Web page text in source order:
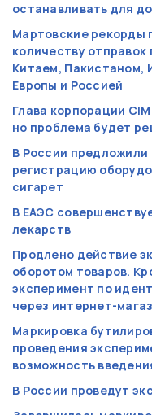
останавливать для
Мартовские рекорды
количеству
Китаем, Пакистаном,
Европы и Россией
Глава корпорации
но проблема будет
В России предложили
регистрацию
сигарет
В ЕАЭС
лекарств
Продлено действие
оборотом товаров.
эксперимент по
через интернет-
Маркировка
проведения
возможность
В России проведут